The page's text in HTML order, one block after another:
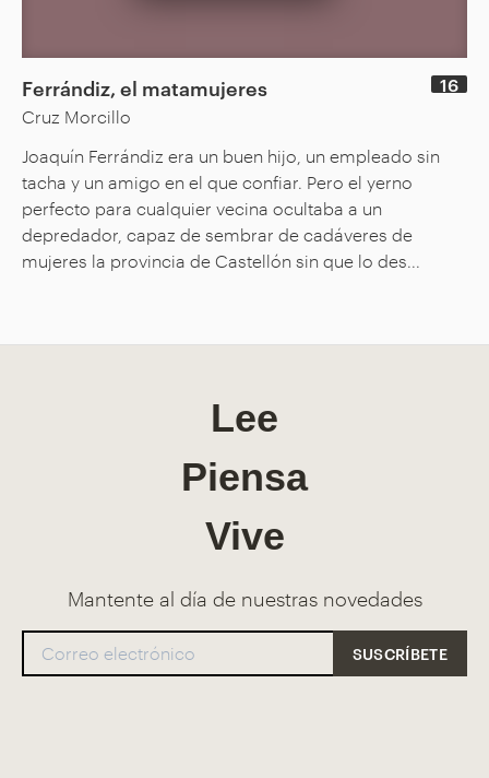
Ferrándiz, el matamujeres
Cruz Morcillo
16
Joaquín Ferrándiz era un buen hijo, un empleado sin
tacha y un amigo en el que confiar. Pero el yerno
perfecto para cualquier vecina ocultaba a un
depredador, capaz de sembrar de cadáveres de
mujeres la provincia de Castellón sin que lo des...
Lee
Piensa
Vive
Mantente al día de nuestras novedades